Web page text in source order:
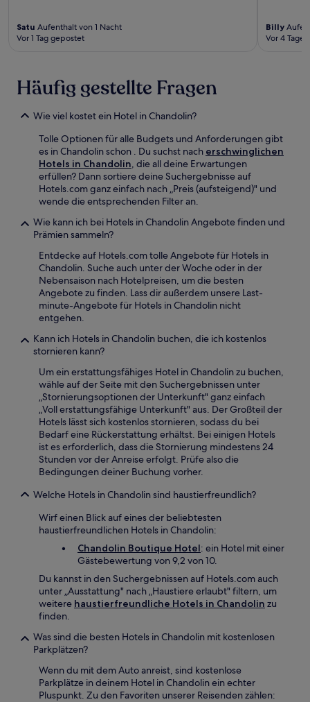
Satu Aufenthalt von 1 Nacht
Vor 1 Tag gepostet
Billy
Vor 4
Häufig gestellte Fragen
Wie viel kostet ein Hotel in Chandolin?
Tolle Optionen für alle Budgets und Anforderungen gibt
es in Chandolin schon . Du suchst nach erschwinglichen
Hotels in Chandolin, die all deine Erwartungen
erfüllen? Dann sortiere deine Suchergebnisse auf
Hotels.com ganz einfach nach „Preis (aufsteigend)" und
wende die entsprechenden Filter an.
Wie kann ich bei Hotels in Chandolin Angebote finden und
Prämien sammeln?
Entdecke auf Hotels.com tolle Angebote für Hotels in
Chandolin. Suche auch unter der Woche oder in der
Nebensaison nach Hotelpreisen, um die besten
Angebote zu finden. Lass dir außerdem unsere Last-
minute-Angebote für Hotels in Chandolin nicht
entgehen.
Kann ich Hotels in Chandolin buchen, die ich kostenlos
stornieren kann?
Um ein erstattungsfähiges Hotel in Chandolin zu buchen,
wähle auf der Seite mit den Suchergebnissen unter
„Stornierungsoptionen der Unterkunft" ganz einfach
„Voll erstattungsfähige Unterkunft" aus. Der Großteil der
Hotels lässt sich kostenlos stornieren, sodass du bei
Bedarf eine Rückerstattung erhältst. Bei einigen Hotels
ist es erforderlich, dass die Stornierung mindestens 24
Stunden vor der Anreise erfolgt. Prüfe also die
Bedingungen deiner Buchung vorher.
Welche Hotels in Chandolin sind haustierfreundlich?
Wirf einen Blick auf eines der beliebtesten
haustierfreundlichen Hotels in Chandolin:
Chandolin Boutique Hotel: ein Hotel mit einer
Gästebewertung von 9,2 von 10.
Du kannst in den Suchergebnissen auf Hotels.com auch
unter „Ausstattung" nach „Haustiere erlaubt" filtern, um
weitere haustierfreundliche Hotels in Chandolin zu
finden.
Was sind die besten Hotels in Chandolin mit kostenlosen
Parkplätzen?
Wenn du mit dem Auto anreist, sind kostenlose
Parkplätze in deinem Hotel in Chandolin ein echter
Pluspunkt. Zu den Favoriten unserer Reisenden zählen: